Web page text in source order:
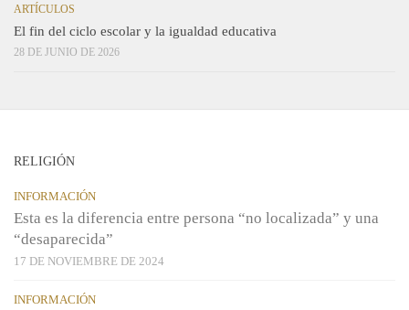
ARTÍCULOS
El fin del ciclo escolar y la igualdad educativa
28 DE JUNIO DE 2026
RELIGIÓN
INFORMACIÓN
Esta es la diferencia entre persona “no localizada” y una
“desaparecida”
17 DE NOVIEMBRE DE 2024
INFORMACIÓN